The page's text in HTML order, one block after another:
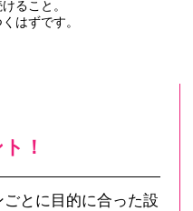
ること。
はずです。
！
とに目的に合った設